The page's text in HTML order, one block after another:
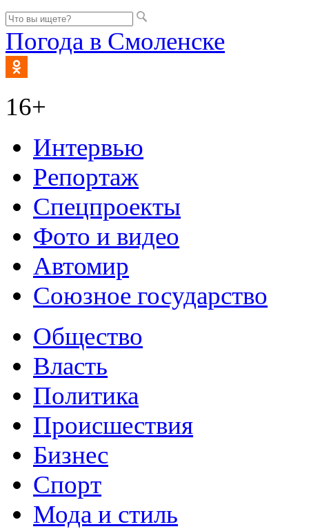
Погода в Смоленске
16+
Интервью
Репортаж
Спецпроекты
Фото и видео
Автомир
Союзное государство
Общество
Власть
Политика
Происшествия
Бизнес
Спорт
Мода и стиль